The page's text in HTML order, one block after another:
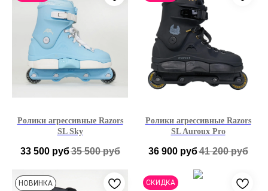
45 46 46
Ролики агрессивные Razors
SL Sky
33 500 руб35 500 руб
40 40,5 42
Ролики агрессивные Razors
SL Auroux Pro
36 900 руб41 200 руб
41 43
НОВИНКА СКИДКА